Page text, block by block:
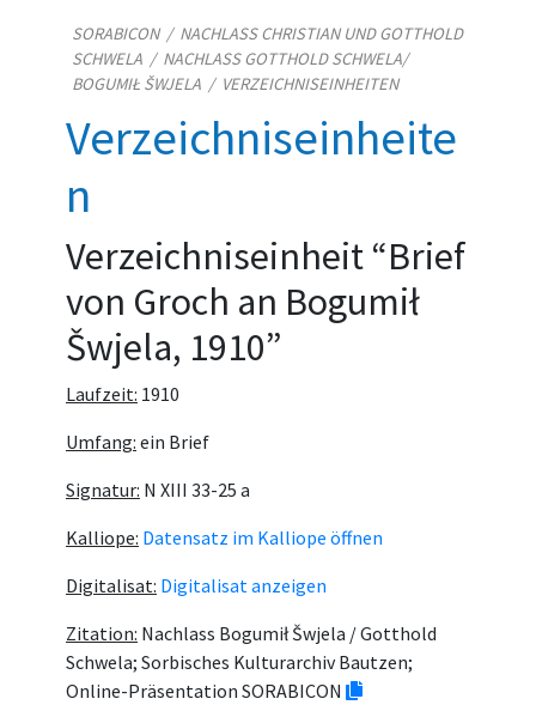
SORABICON/ NACHLASS CHRISTIAN UND GOTTHOLD
SCHWELA / NACHLASS GOTTHOLD SCHWELA/​
BOGUMIŁ ŠWJELA / VERZEICHNISEINHEITEN
Verzeichniseinheite
n
Verzeichniseinheit “Brief
von Groch an Bogumił
Šwjela, 1910”
Laufzeit: 1910
Umfang: ein Brief
Signatur: N XIII 33-25 a
Kalliope: Datensatz im Kalliope öffnen
Digitalisat: Digitalisat anzeigen
Zitation: Nachlass Bogumił Šwjela / Gotthold
Schwela; Sorbisches Kulturarchiv Bautzen;
Online-Präsentation SORABICON